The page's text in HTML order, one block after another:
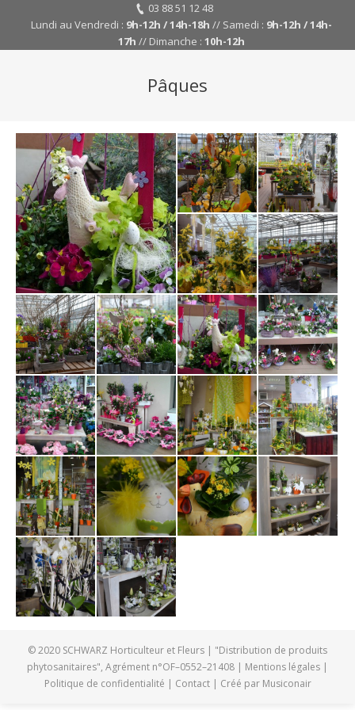
03 88 51 12 48
Lundi au Vendredi : 9h-12h / 14h-18h // Samedi : 9h-12h / 14h-
17h // Dimanche : 10h-12h
Pâques
© 2020 SCHWARZ Horticulteur et Fleurs | "Distribution de produits
phytosanitaires", Agrément n°OF–0552–21408 | Mentions légales |
Politique de confidentialité | Contact| Créé par Musiconair